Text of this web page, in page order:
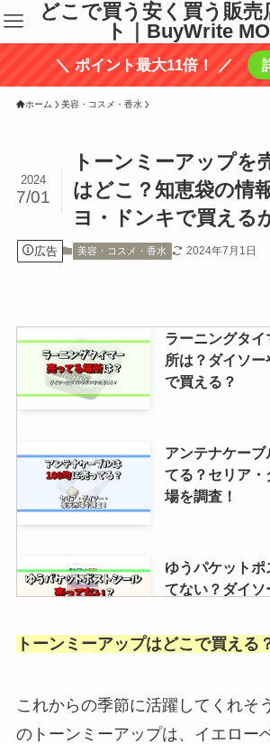
どこで買う安く買う販売
ト｜BuyWrite
＼ ポイント最大11倍！ ／
ホーム 美容・コスメ・香水
トーンミーアップを
はどこ？知恵袋の情
ヨ・ドンキで買える
2024
7/01
広告 美容・コスメ・香水 2024年7月1日
ラーニングタ
所は？ダイソ
で買える？
アンテナケー
てる？セリア
場を調査！
ゆうパケット
てない？ダイソ
は？公式ショッ
オなど販売店を
トーンミーアップはどこで買える
これからの季節に活躍してくれそ
のトーンミーアップは、イエロー